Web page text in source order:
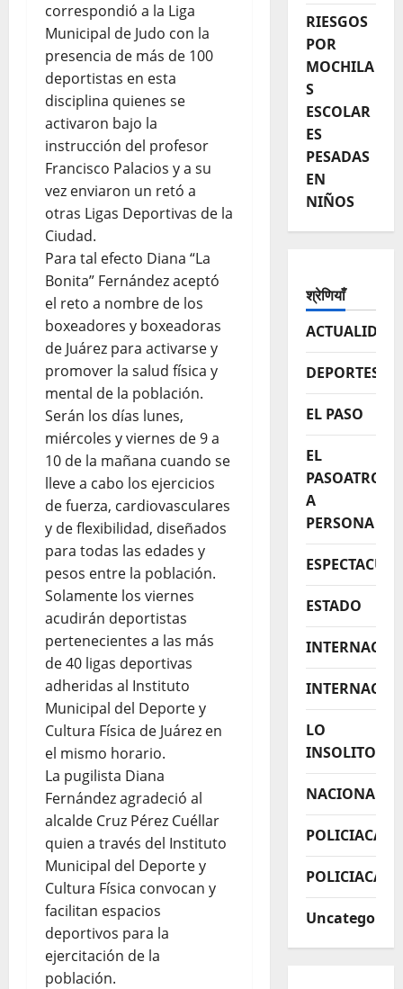
correspondió a la Liga
Municipal de Judo con la
presencia de más de 100
deportistas en esta
disciplina quienes se
activaron bajo la
instrucción del profesor
Francisco Palacios y a su
vez enviaron un retó a
otras Ligas Deportivas de la
Ciudad.
Para tal efecto Diana “La
Bonita” Fernández aceptó
el reto a nombre de los
boxeadores y boxeadoras
de Juárez para activarse y
promover la salud física y
mental de la población.
Serán los días lunes,
miércoles y viernes de 9 a
10 de la mañana cuando se
lleve a cabo los ejercicios
de fuerza, cardiovasculares
y de flexibilidad, diseñados
para todas las edades y
pesos entre la población.
Solamente los viernes
acudirán deportistas
pertenecientes a las más
de 40 ligas deportivas
adheridas al Instituto
Municipal del Deporte y
Cultura Física de Juárez en
el mismo horario.
La pugilista Diana
Fernández agradeció al
alcalde Cruz Pérez Cuéllar
quien a través del Instituto
Municipal del Deporte y
Cultura Física convocan y
facilitan espacios
deportivos para la
ejercitación de la
población.
RIESGOS
POR
MOCHILA
S
ESCOLAR
ES
PESADAS
EN
NIÑOS
श्रेणियाँ
ACTUALIDAD
DEPORTES
EL PASO
EL
A
PERSONA
ESTADO
LO
INSOLITO
NACIONAL
POLICIACA
POLICIACAS